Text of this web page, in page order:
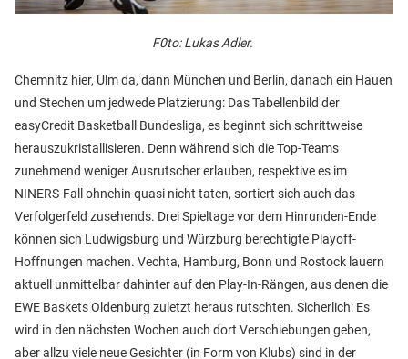
F0to: Lukas Adler.
Chemnitz hier, Ulm da, dann München und Berlin, danach ein Hauen
und Stechen um jedwede Platzierung: Das Tabellenbild der
easyCredit Basketball Bundesliga, es beginnt sich schrittweise
herauszukristallisieren. Denn während sich die Top-Teams
zunehmend weniger Ausrutscher erlauben, respektive es im
NINERS-Fall ohnehin quasi nicht taten, sortiert sich auch das
Verfolgerfeld zusehends. Drei Spieltage vor dem Hinrunden-Ende
können sich Ludwigsburg und Würzburg berechtigte Playoff-
Hoffnungen machen. Vechta, Hamburg, Bonn und Rostock lauern
aktuell unmittelbar dahinter auf den Play-In-Rängen, aus denen die
EWE Baskets Oldenburg zuletzt heraus rutschten. Sicherlich: Es
wird in den nächsten Wochen auch dort Verschiebungen geben,
aber allzu viele neue Gesichter (in Form von Klubs) sind in der